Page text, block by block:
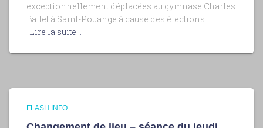
exceptionnellement déplacées au gymnase Charles
Baltet à Saint-Pouange à cause des élections
Lire la suite…
FLASH INFO